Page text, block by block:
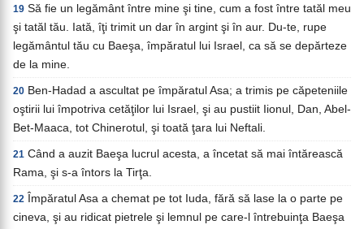
19 Să fie un legământ între mine şi tine, cum a fost între tatăl meu
şi tatăl tău. Iată, îţi trimit un dar în argint şi în aur. Du-te, rupe
legământul tău cu Baeşa, împăratul lui Israel, ca să se depărteze
de la mine.
20 Ben-Hadad a ascultat pe împăratul Asa; a trimis pe căpeteniile
oştirii lui împotriva cetăţilor lui Israel, şi au pustiit Iionul, Dan, Abel-
Bet-Maaca, tot Chinerotul, şi toată ţara lui Neftali.
21 Când a auzit Baeşa lucrul acesta, a încetat să mai întărească
Rama, şi s-a întors la Tirţa.
22
Împăratul Asa a chemat pe tot Iuda, fără să lase la o parte pe
cineva, şi au ridicat pietrele şi lemnul pe care-l întrebuinţa Baeşa